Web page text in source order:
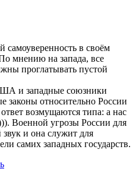
самоуверенность в своём
мнению на запада, все
проглатывать пустой
и западные союзники
законы относительно России
возмущаются типа: а нас
Военной угрозы России для
и она служит для
самих западных государств.